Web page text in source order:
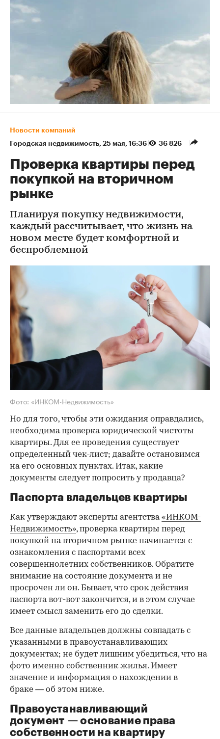
Новости компаний
Городская недвижимость 25 мая, 16:36 36 826
Проверка квартиры перед
покупкой на вторичном
рынке
Планируя покупку недвижимости,
каждый рассчитывает, что жизнь на
новом месте будет комфортной и
беспроблемной
Фото: «ИНКОМ-Недвижимость»
Но для того, чтобы эти ожидания оправдались,
необходима проверка юридической чистоты
квартиры. Для ее проведения существует
определенный чек-лист; давайте остановимся
на его основных пунктах. Итак, какие
документы следует попросить у продавца?
Паспорта владельцев квартиры
Как утверждают эксперты агентства«ИНКОМ-
Недвижимость», проверка квартиры перед
покупкой на вторичном рынке начинается с
ознакомления с паспортами всех
совершеннолетних собственников. Обратите
внимание на состояние документа и не
просрочен ли он. Бывает, что срок действия
паспорта вот-вот закончится, и в этом случае
имеет смысл заменить его до сделки.
00:00 / 00:00
Все данные владельцев должны совпадать с
указанными в правоустанавливающих
документах; не будет лишним убедиться, что на
фото именно собственник жилья. Имеет
значение и информация о нахождении в
браке — об этом ниже.
Правоустанавливающий
документ — основание права
собственности на квартиру